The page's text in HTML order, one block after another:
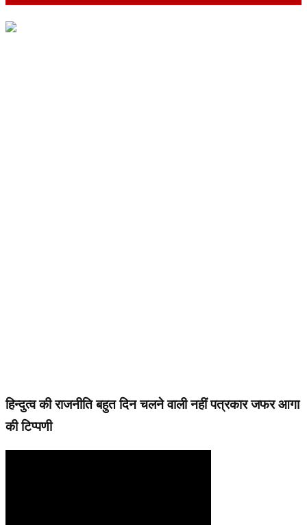
हिन्दुत्व की राजनीति बहुत दिन चलने वाली नहीं पत्रकार जफर आगा
की टिप्पणी